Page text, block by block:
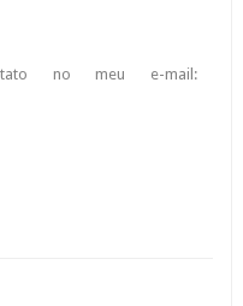
no meu e-mail: